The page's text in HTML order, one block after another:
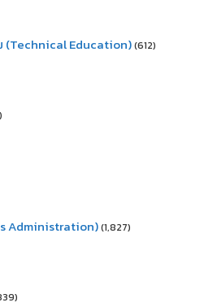
Education)(612)
Administration)(1,827)